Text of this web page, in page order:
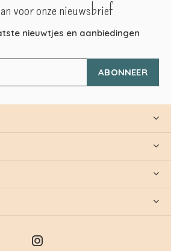
voor onze nieuwsbrief
nieuwtjes en aanbiedingen
ABONNEER